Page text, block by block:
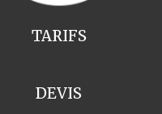
TARIFS
DEVIS